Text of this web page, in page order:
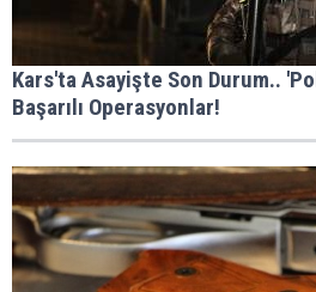
Kars'ta Asayişte Son Durum..
Başarılı Operasyonlar!